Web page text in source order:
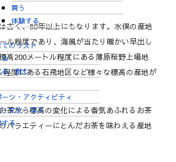
買う
体験する
てのリスト
る
る・飲む
ーツ・アクティビティ
・文化・学ぶ
する
古く、80年以上にもなります。水俣の産地
ル程度であり、海風が当たり暖かい早出し
高200メートル程度にある薄原桜野上場地
程度にある石飛地区など様々な標高の産地が
茶から標高の変化による香気あふれるお茶
バラエティーにとんだお茶を味わえる産地